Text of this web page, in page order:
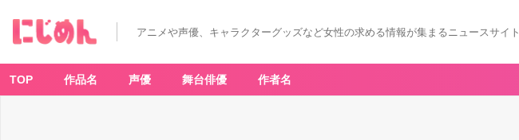
アニメや声優、キャラクターグッズなど女性の求める情報が集まるニュースサイト
TOP 作品名 声優 舞台俳優 作者名